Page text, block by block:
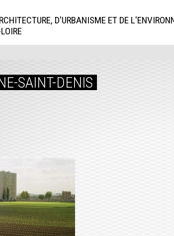
D'URBANISME ET DE
SAINT-DENIS